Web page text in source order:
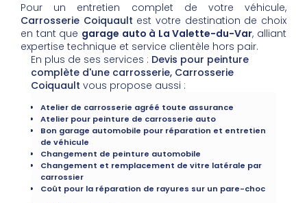
Pour un entretien complet de votre véhicule,
Carrosserie Coiquault est votre destination de choix
en tant que garage auto à La Valette-du-Var, alliant
expertise technique et service clientèle hors pair.
En plus de ses services : Devis pour peinture
complète d'une carrosserie, Carrosserie
Coiquault vous propose aussi :
Atelier de carrosserie agréé toute assurance
Atelier pour peinture de carrosserie auto
Bon garage automobile pour réparation et entretien
de véhicule
Changement de peinture automobile
Changement et remplacement de vitre latérale par
carrossier
Coût pour la réparation de rayures sur un pare-choc